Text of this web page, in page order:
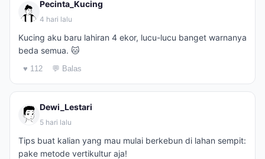
Pecinta_Kucing
4 hari lalu
Kucing aku baru lahiran 4 ekor, lucu-lucu banget warnanya
beda semua. 🐱
♥ 112 💬 Balas
Dewi_Lestari
5 hari lalu
Tips buat kalian yang mau mulai berkebun di lahan sempit:
pake metode vertikultur aja!